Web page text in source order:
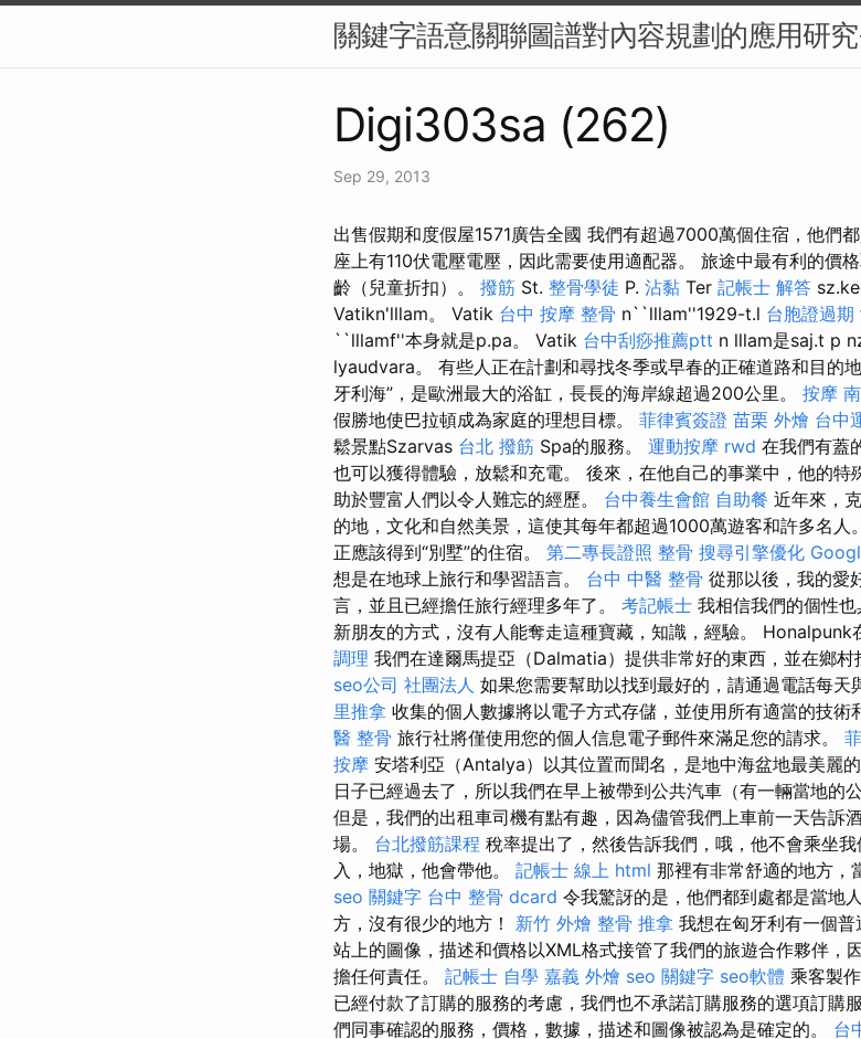
關鍵字語意關聯圖譜對內容規劃的應用研
Digi303sa (262)
Sep 29, 2013
出售假期和度假屋1571廣告全國 我們有超過7000萬個住宿，他們
座上有110伏電壓電壓，因此需要使用適配器。 旅途中最有利的價
齡（兒童折扣）。 撥筋 St. 整骨學徒 P. 沾黏 Ter 記帳士 解答
Vatikn'lllam。 Vatik 台中 按摩 整骨 n``lllam''1929-t.l 台胞證過期
``lllamf''本身就是p.pa。 Vatik 台中刮痧推薦ptt n lllam是saj.t p
lyaudvara。 有些人正在計劃和尋找冬季或早春的正確道路和目的地
牙利海”，是歐洲最大的浴缸，長長的海岸線超過200公里。 按摩
假勝地使巴拉頓成為家庭的理想目標。 菲律賓簽證 苗栗 外燴 台中
鬆景點Szarvas 台北 撥筋 Spa的服務。 運動按摩 rwd 在我們有蓋
也可以獲得體驗，放鬆和充電。 後來，在他自己的事業中，他的
助於豐富人們以令人難忘的經歷。 台中養生會館 自助餐 近年來，
的地，文化和自然美景，這使其每年都超過1000萬遊客和許多名人
正應該得到“別墅”的住宿。 第二專長證照 整骨 搜尋引擎優化
想是在地球上旅行和學習語言。 台中 中醫 整骨 從那以後，我的愛
言，並且已經擔任旅行經理多年了。 考記帳士 我相信我們的個性
新朋友的方式，沒有人能奪走這種寶藏，知識，經驗。 Honalpunk
調理 我們在達爾馬提亞（Dalmatia）提供非常好的東西，並在鄉村
seo公司 社團法人 如果您需要幫助以找到最好的，請通過電話每天
里推拿 收集的個人數據將以電子方式存儲，並使用所有適當的技術
醫 整骨 旅行社將僅使用您的個人信息電子郵件來滿足您的請求。
按摩 安塔利亞（Antalya）以其位置而聞名，是地中海盆地最美麗
日子已經過去了，所以我們在早上被帶到公共汽車（有一輛當地的
但是，我們的出租車司機有點有趣，因為儘管我們上車前一天告訴
場。 台北撥筋課程 稅率提出了，然後告訴我們，哦，他不會乘坐
入，地獄，他會帶他。 記帳士 線上 html 那裡有非常舒適的地方，
seo 關鍵字 台中 整骨 dcard 令我驚訝的是，他們都到處都是當地
方，沒有很少的地方！ 新竹 外燴 整骨 推拿 我想在匈牙利有一個
站上的圖像，描述和價格以XML格式接管了我們的旅遊合作夥伴，
擔任何責任。 記帳士 自學 嘉義 外燴 seo 關鍵字 seo軟體 乘客製
已經付款了訂購的服務的考慮，我們也不承諾訂購服務的選項訂購
們同事確認的服務，價格，數據，描述和圖像被認為是確定的。 台